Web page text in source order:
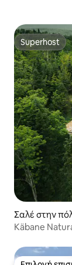
Superhost
Superhost
Σαλέ στην
Käbane